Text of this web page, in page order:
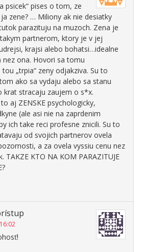
psicek“ pises o tom, ze
zene? … Miliony ak nie desiatky
parazituju na muzoch. Zena je
partnerom, ktory je v jej
krajsi alebo bohatsi…idealne
ona. Hovori sa tomu
tou „trpia“ zeny odjakziva. Su to
ako sa vydaju alebo sa stanu
krat stracaju zaujem o s*x.
aj ZENSKE psychologicky,
(ale asi nie na zaprdenim
ich take reci profesne znicili. Su to
od svojich partnerov ovela
a za ovela vyssiu cenu nez
TAKZE KTO NA KOM PARAZITUJE